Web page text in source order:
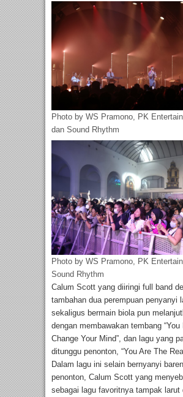
Photo by WS Pramono, PK
dan Sound Rhythm
Photo by WS Pramono, PK
Sound Rhythm
Calum Scott yang diiringi full band
tambahan dua perempuan penyanyi
sekaligus bermain biola pun
dengan membawakan tembang “You
Change Your Mind”, dan lagu yang
ditunggu penonton, “You Are The
Dalam lagu ini selain bernyanyi
penonton, Calum Scott yang
sebagai lagu favoritnya tampak larut